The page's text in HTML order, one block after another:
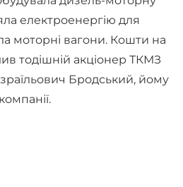
електроенергію для
моторні вагони. Кошти на
тодішній акціонер ТКМЗ
Бродський, йому